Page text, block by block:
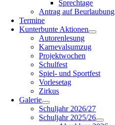
Sprechtage
Antrag auf Beurlaubung
Termine
Kunterbunte Aktionen
Autorenlesung
Karnevalsumzug
Projektwochen
Schulfest
Spiel- und Sportfest
Vorlesetag
Zirkus
Galerie
Schuljahr 2026/27
Schuljahr 2025/26